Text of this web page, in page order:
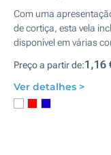
Com uma
de cortiça, esta vela
disponível em várias
Preço a partir de:1,16
Ver detalhes >